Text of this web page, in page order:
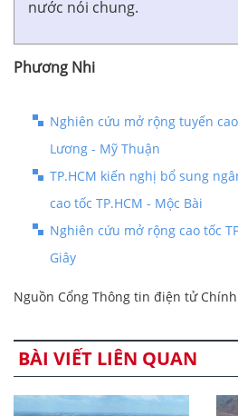
nước nói chung.
Phương Nhi
Nghiên cứu mở rộng tuyến
Lương - Mỹ Thuận
TP.HCM kiến nghị bổ sung
cao tốc TP.HCM - Mộc Bài
Nghiên cứu mở rộng cao tốc
Giây
Nguồn Cổng Thông tin điện tử
BÀI VIẾT LIÊN QUAN